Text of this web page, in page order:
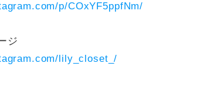
p/COxYF5ppfNm/
ジ
lily_closet_/